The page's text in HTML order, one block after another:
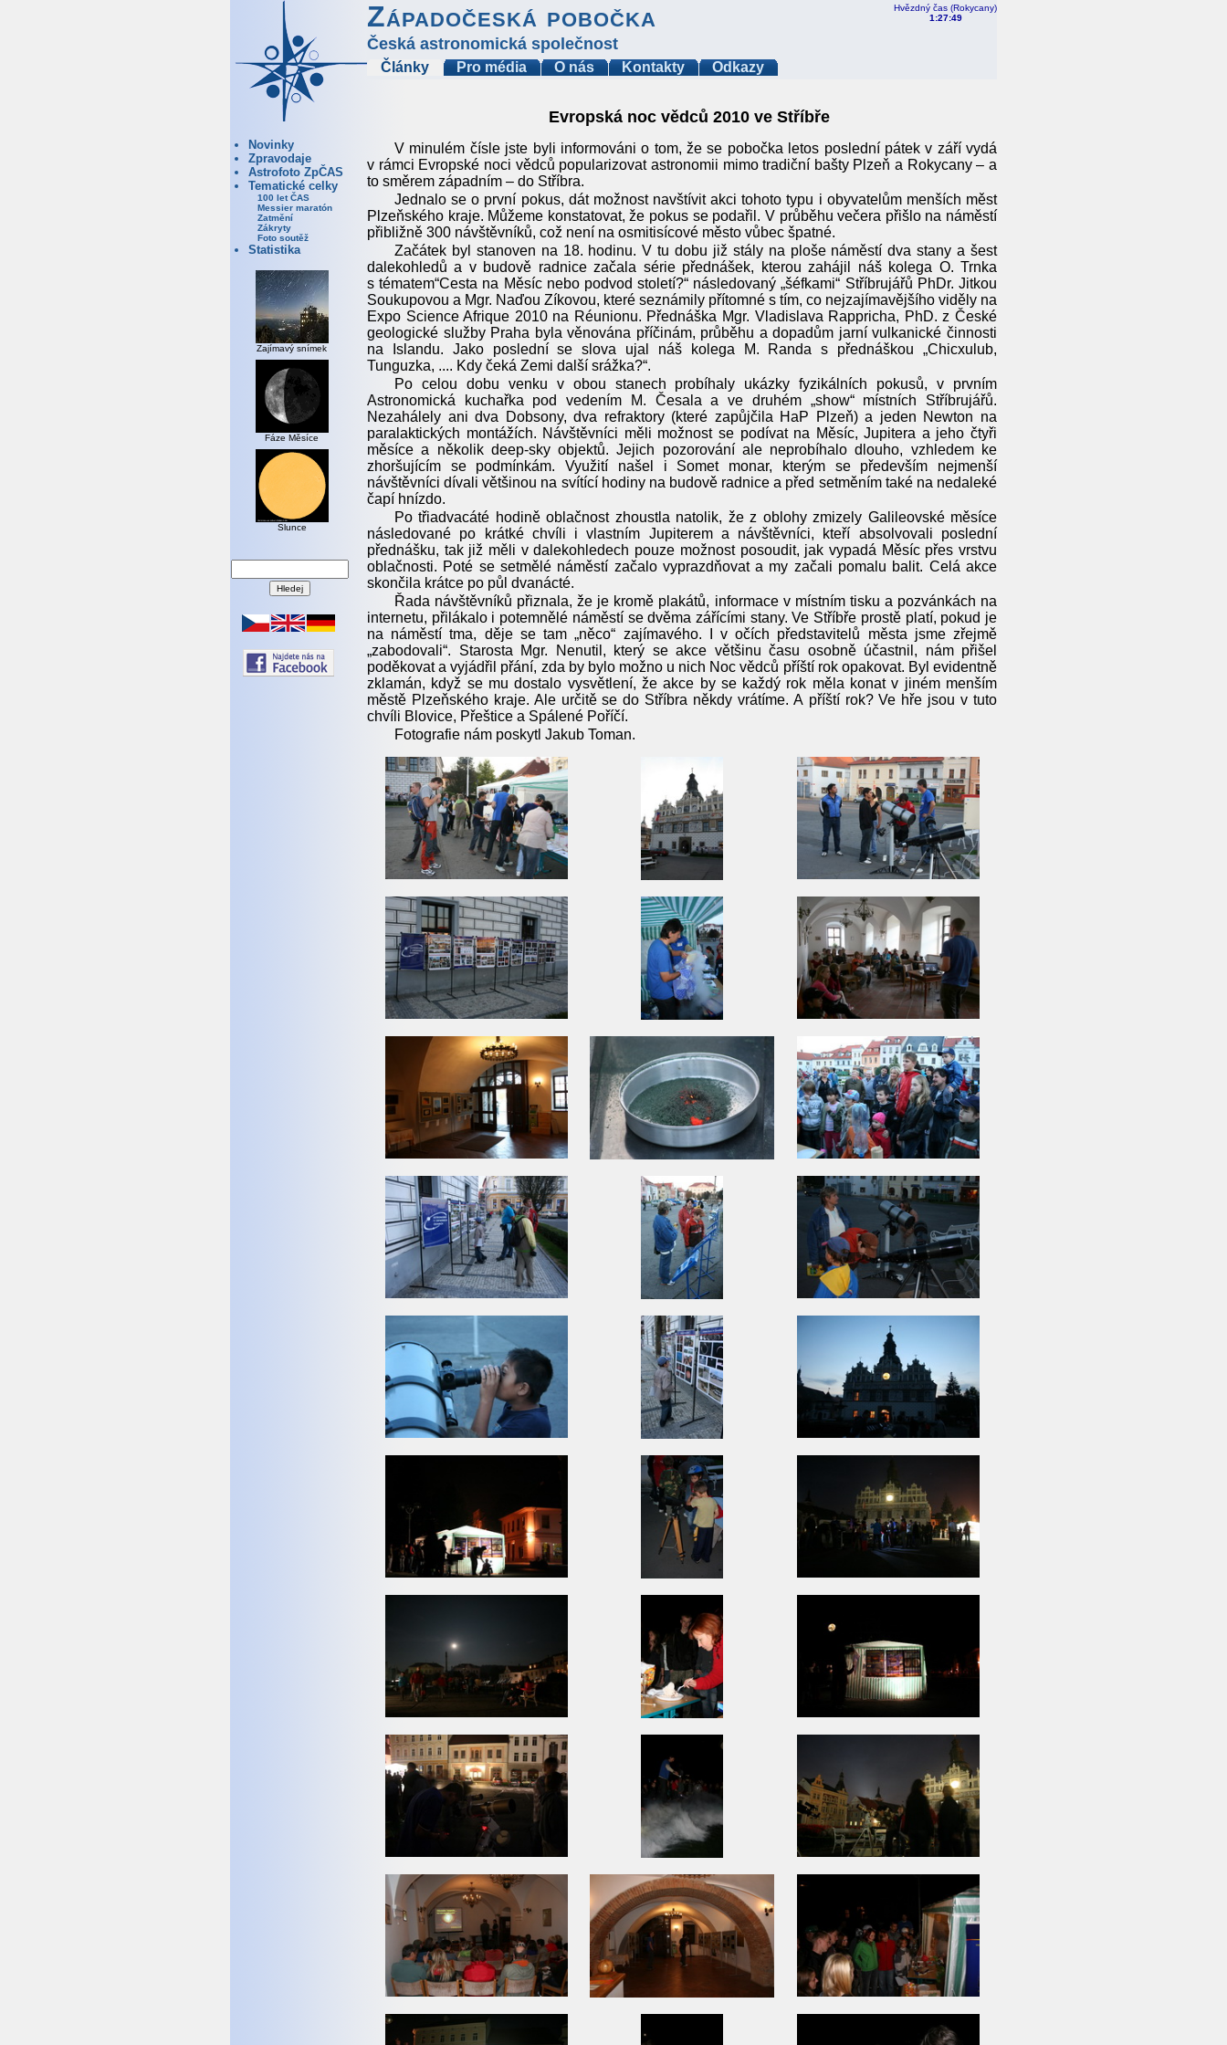
Hvězdný čas (Rokycany)
1:27:50
Západočeská pobočka
Česká astronomická společnost
Články Pro média O nás Kontakty Odkazy
Novinky
Zpravodaje
Astrofoto ZpČAS
Tematické celky
100 let ČAS
Messier maratón
Zatmění
Zákryty
Foto soutěž
Statistika
Zajímavý snímek
Fáze Měsíce
Slunce
Evropská noc vědců 2010 ve Stříbře
V minulém čísle jste byli informováni o tom, že se pobočka letos poslední pátek v září vydá
v rámci Evropské noci vědců popularizovat astronomii mimo tradiční bašty Plzeň a Rokycany – a
to směrem západním – do Stříbra.
Jednalo se o první pokus, dát možnost navštívit akci tohoto typu i obyvatelům menších měst
Plzeňského kraje. Můžeme konstatovat, že pokus se podařil. V průběhu večera přišlo na náměstí
přibližně 300 návštěvníků, což není na osmitisícové město vůbec špatné.
Začátek byl stanoven na 18. hodinu. V tu dobu již stály na ploše náměstí dva stany a šest
dalekohledů a v budově radnice začala série přednášek, kterou zahájil náš kolega O. Trnka
s tématem“Cesta na Měsíc nebo podvod století?“ následovaný „šéfkami“ Stříbrujářů PhDr. Jitkou
Soukupovou a Mgr. Naďou Zíkovou, které seznámily přítomné s tím, co nejzajímavějšího viděly na
Expo Science Afrique 2010 na Réunionu. Přednáška Mgr. Vladislava Rappricha, PhD. z České
geologické služby Praha byla věnována příčinám, průběhu a dopadům jarní vulkanické činnosti
na Islandu. Jako poslední se slova ujal náš kolega M. Randa s přednáškou „Chicxulub,
Tunguzka, .... Kdy čeká Zemi další srážka?“.
Po celou dobu venku v obou stanech probíhaly ukázky fyzikálních pokusů, v prvním
Astronomická kuchařka pod vedením M. Česala a ve druhém „show“ místních Stříbrujářů.
Nezahálely ani dva Dobsony, dva refraktory (které zapůjčila HaP Plzeň) a jeden Newton na
paralaktických montážích. Návštěvníci měli možnost se podívat na Měsíc, Jupitera a jeho čtyři
měsíce a několik deep-sky objektů. Jejich pozorování ale neprobíhalo dlouho, vzhledem ke
zhoršujícím se podmínkám. Využití našel i Somet monar, kterým se především nejmenší
návštěvníci dívali většinou na svítící hodiny na budově radnice a před setměním také na nedaleké
čapí hnízdo.
Po třiadvacáté hodině oblačnost zhoustla natolik, že z oblohy zmizely Galileovské měsíce
následované po krátké chvíli i vlastním Jupiterem a návštěvníci, kteří absolvovali poslední
přednášku, tak již měli v dalekohledech pouze možnost posoudit, jak vypadá Měsíc přes vrstvu
oblačnosti. Poté se setmělé náměstí začalo vyprazdňovat a my začali pomalu balit. Celá akce
skončila krátce po půl dvanácté.
Řada návštěvníků přiznala, že je kromě plakátů, informace v místním tisku a pozvánkách na
internetu, přilákalo i potemnělé náměstí se dvěma zářícími stany. Ve Stříbře prostě platí, pokud je
na náměstí tma, děje se tam „něco“ zajímavého. I v očích představitelů města jsme zřejmě
„zabodovali“. Starosta Mgr. Nenutil, který se akce většinu času osobně účastnil, nám přišel
poděkovat a vyjádřil přání, zda by bylo možno u nich Noc vědců příští rok opakovat. Byl evidentně
zklamán, když se mu dostalo vysvětlení, že akce by se každý rok měla konat v jiném menším
městě Plzeňského kraje. Ale určitě se do Stříbra někdy vrátíme. A příští rok? Ve hře jsou v tuto
chvíli Blovice, Přeštice a Spálené Poříčí.
Fotografie nám poskytl Jakub Toman.